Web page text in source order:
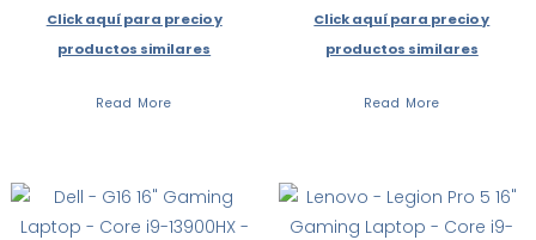
Click aquí para precio y
productos similares
Read More
Click aquí para precio y
productos similares
Read More